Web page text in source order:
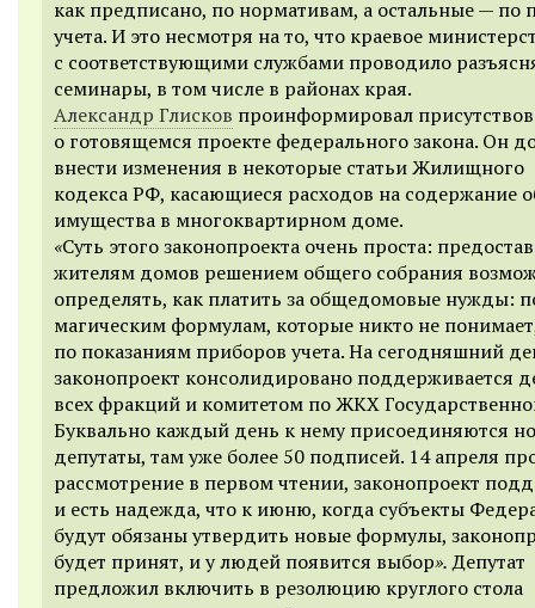
как предписано, по нормативам, а остальные — по
учета. И это несмотря на то, что краевое
с соответствующими службами проводило
семинары, в том числе в районах края.
Александр Глисков проинформировал
о готовящемся проекте федерального закона. Он
внести изменения в некоторые статьи Жилищного
кодекса РФ, касающиеся расходов на содержание
имущества в многоквартирном доме.
«Суть этого законопроекта очень проста:
жителям домов решением общего собрания
определять, как платить за общедомовые нужды:
магическим формулам, которые никто не
по показаниям приборов учета. На сегодняшний
законопроект консолидировано поддерживается
всех фракций и комитетом по ЖКХ
Буквально каждый день к нему присоединяются
депутаты, там уже более 50 подписей. 14 апреля
рассмотрение в первом чтении, законопроект
и есть надежда, что к июню, когда субъекты
будут обязаны утвердить новые формулы,
будет принят, и у людей появится выбор».Депутат
предложил включить в резолюцию круглого стола